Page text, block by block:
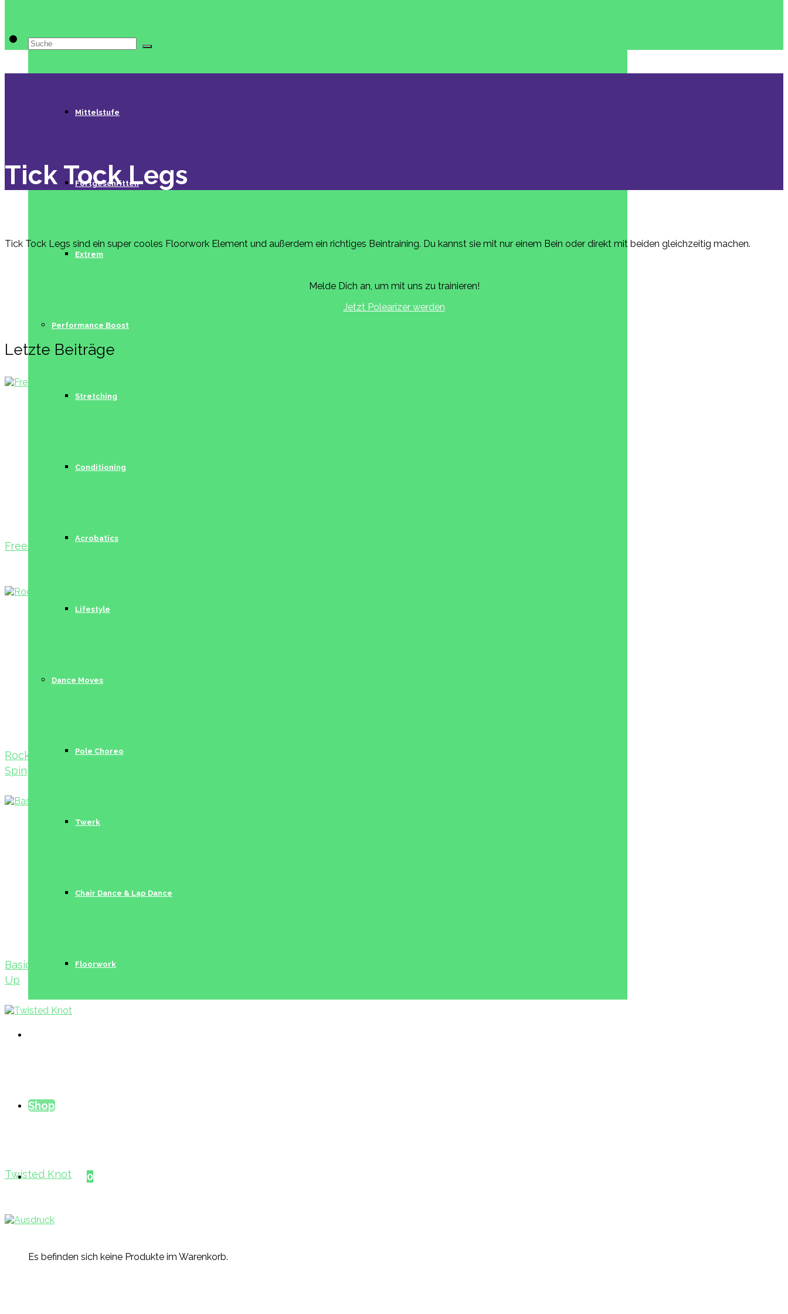
Mittelstufe
Fortgeschritten
Extrem
Performance Boost
Stretching
Conditioning
Acrobatics
Lifestyle
Dance Moves
Pole Choreo
Twerk
Chair Dance & Lap Dance
Floorwork
Shop
Warenkorb 0
Es befinden sich keine Produkte im Warenkorb.
Suche
Tick Tock Legs
Tick Tock Legs sind ein super cooles Floorwork Element und außerdem ein richtiges Beintraining. Du kannst sie mit nur einem Bein oder direkt mit beiden gleichzeitig machen.
Melde Dich an, um mit uns zu trainieren!
Jetzt Polearizer werden
Letzte Beiträge
Freestyle I
Rockstar
Spin
Basic Warm
Up
Twisted Knot